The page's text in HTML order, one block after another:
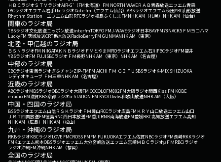
ＨＢＣラジオＳＴＶラジオAIR-G'（FM北海道） FM NORTH WAVEＲＡＢ青森放送エフエム青森
IBCラジオエフエム岩手tbcラジオDate fm（エフエム仙台） ABSラジオエフエム秋田YBC山形放送
Rhythm Station エフエム山形RFCラジオ福島ふくしまFMNHK AM（札幌） NHK AM（仙台）
関東のラジオ局
TBSラジオ文化放送ニッポン放送interfmTOKYO FMJ-WAVEラジオ日本BAYFM78NACK5 ＦＭヨコハマ
LuckyFM 茨城放送CRT栃木放送RadioBerryFM GUNMANHK AM（東京）
北陸・甲信越のラジオ局
ＢＳＮラジオFM NIIGATAＫＮＢラジオ ＦＭとやまMROラジオエフエム石川FBCラジオFM福井
YBSラジオFM FUJISBCラジオ ＦＭ長野NHK AM（東京） NHK AM（名古屋）
中部のラジオ局
CBCラジオ東海ラジオぎふチャンZIP-FMFM AICHI ＦＭ ＧＩＦＵ SBSラジオK-MIX SHIZUOKA
レディオキューブ ＦＭ三重NHK AM（名古屋）
近畿のラジオ局
ABCラジオMBSラジオOBCラジオ大阪FM COCOLOFM802FM大阪ラジオ関西Kiss FM KOBE
e-radio FM滋賀KBS京都ラジオα-STATION FM KYOTOwbs和歌山放送NHK AM（大阪）
中国・四国のラジオ局
BSSラジオエフエム山陰ＲＳＫラジオ ＦＭ岡山RCCラジオ広島FM ＫＲＹ山口放送エフエム山口
ＪＲＴ四国放送FM徳島RNC西日本放送FM香川RNB南海放送FM愛媛RKC高知放送エフエム高知
NHK AM（広島） NHK AM（松山）
九州・沖縄のラジオ局
RKBラジオKBCラジオLOVE FMCROSS FMFM FUKUOKAエフエム佐賀NBCラジオFM長崎RKKラジオ
FMKエフエム熊本OBSラジオエフエム大分宮崎放送エフエム宮崎ＭＢＣラジオμＦＭRBCiラジオ
ラジオ沖縄FM沖縄NHK AM（福岡）
全国のラジオ局